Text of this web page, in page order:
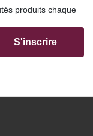
produits chaque
S'inscrire